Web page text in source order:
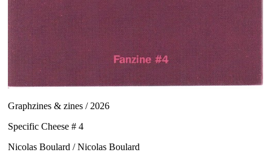
Graphzines & zines / 2026
Specific Cheese # 4
Nicolas Boulard / Nicolas Boulard